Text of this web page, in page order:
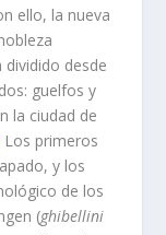
ello, la nueva
dividido desde
guelfos y
la ciudad de
Los primeros
y los
de los
(ghibellini